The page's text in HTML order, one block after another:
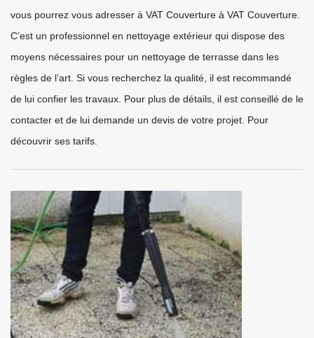
vous pourrez vous adresser à VAT Couverture à VAT Couverture.
C’est un professionnel en nettoyage extérieur qui dispose des
moyens nécessaires pour un nettoyage de terrasse dans les
règles de l’art. Si vous recherchez la qualité, il est recommandé
de lui confier les travaux. Pour plus de détails, il est conseillé de le
contacter et de lui demande un devis de votre projet. Pour
découvrir ses tarifs.